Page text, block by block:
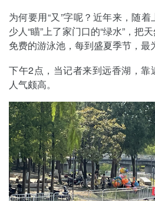
为何要用“又”字呢？近年来，随
少人“瞄”上了家门口的“绿水”，把
免费的游泳池，每到盛夏季节，最
下午2点，当记者来到远香湖，
人气颇高。